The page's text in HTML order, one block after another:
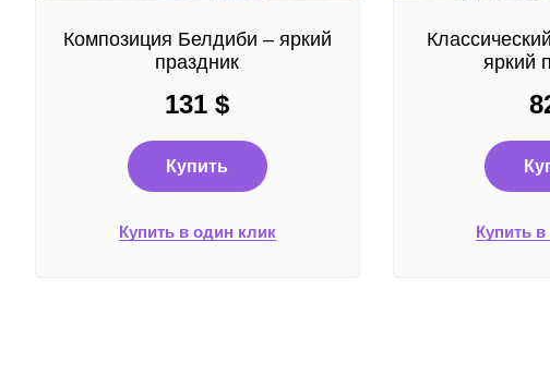
Композиция Белдиби – яркий
праздник
131$
Купить
Купить в один клик
яркий
Купить